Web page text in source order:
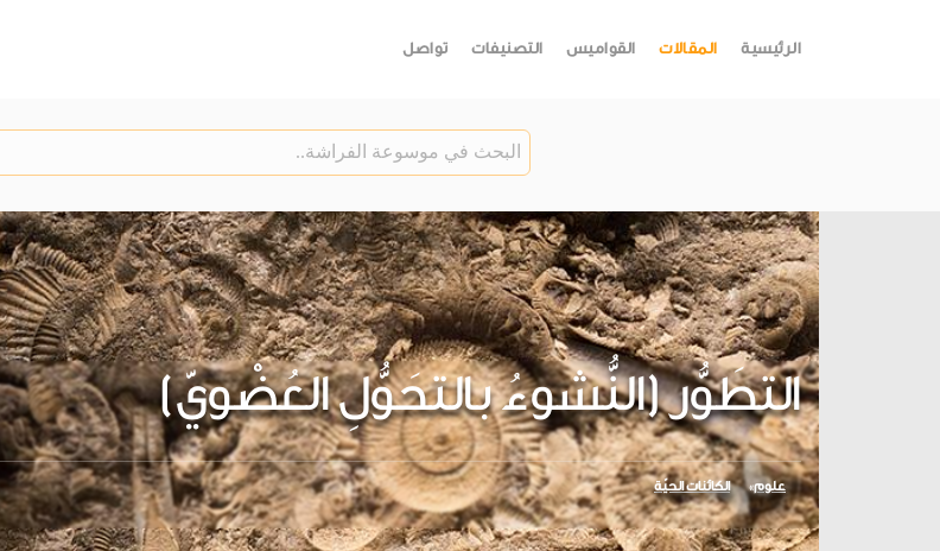
الرئيسية المقالات القواميس التصنيفات تواصل
التطَوُّر (النُّشوءُ بالتحَوُّلِ العُضْويّ)
علوم الكائنات الحيّة